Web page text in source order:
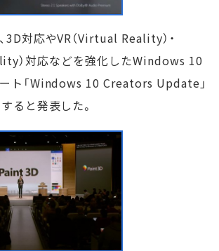
対応やVR（Virtual Reality）・
）対応などを強化したWindows 10
ト「Windows 10 Creators Update」
ると発表した。